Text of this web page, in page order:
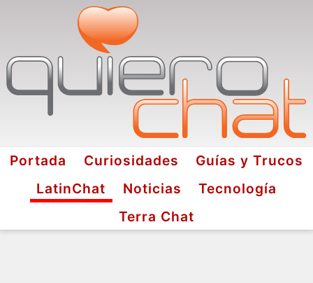
Portada Curiosidades
Guías y Trucos
LatinChat
Noticias
Tecnología
Terra Chat